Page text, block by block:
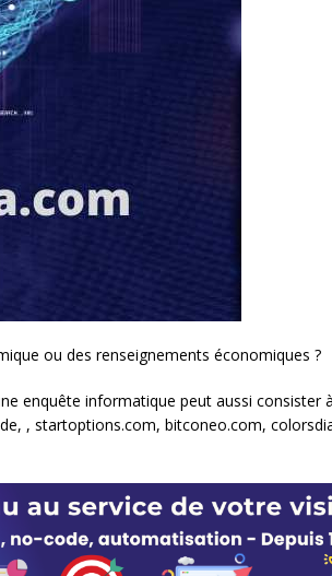
ou des renseignements économiques ?
enquête informatique peut aussi
, startoptions.com, bitconeo.com,